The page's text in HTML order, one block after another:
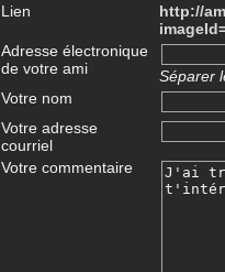
Lien
http://
Adresse électronique
de votre ami
Séparer
Votre nom
Votre adresse
courriel
Votre commentaire